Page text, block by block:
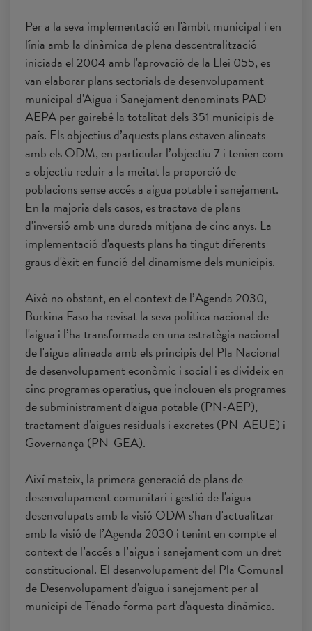
Per a la seva implementació en l'àmbit municipal i en
línia amb la dinàmica de plena descentralització
iniciada el 2004 amb l'aprovació de la Llei 055, es
van elaborar plans sectorials de desenvolupament
municipal d'Aigua i Sanejament denominats PAD
AEPA per gairebé la totalitat dels 351 municipis de
país. Els objectius d’aquests plans estaven alineats
amb els ODM, en particular l’objectiu 7 i tenien com
a objectiu reduir a la meitat la proporció de
poblacions sense accés a aigua potable i sanejament.
En la majoria dels casos, es tractava de plans
d'inversió amb una durada mitjana de cinc anys. La
implementació d'aquests plans ha tingut diferents
graus d'èxit en funció del dinamisme dels municipis.
Això no obstant, en el context de l’Agenda 2030,
Burkina Faso ha revisat la seva política nacional de
l'aigua i l’ha transformada en una estratègia nacional
de l'aigua alineada amb els principis del Pla Nacional
de desenvolupament econòmic i social i es divideix en
cinc programes operatius, que inclouen els programes
de subministrament d'aigua potable (PN-AEP),
tractament d'aigües residuals i excretes (PN-AEUE) i
Governança (PN-GEA).
Així mateix, la primera generació de plans de
desenvolupament comunitari i gestió de l'aigua
desenvolupats amb la visió ODM s'han d'actualitzar
amb la visió de l’Agenda 2030 i tenint en compte el
context de l’accés a l’aigua i sanejament com un dret
constitucional. El desenvolupament del Pla Comunal
de Desenvolupament d'aigua i sanejament per al
municipi de Ténado forma part d'aquesta dinàmica.